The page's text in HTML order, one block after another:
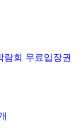
람회 무료입장권